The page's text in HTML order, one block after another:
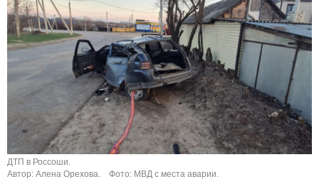
ДТП в Россоши.
Автор: Алена Орехова.
Фото: МВД с места аварии.